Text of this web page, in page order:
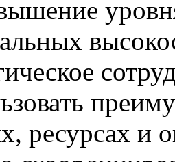
ресурсах и